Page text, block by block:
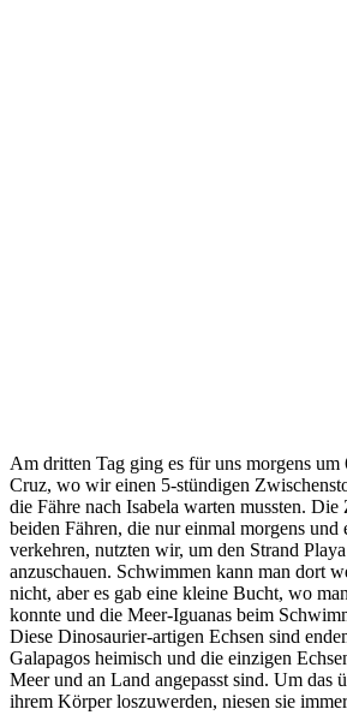
Am dritten Tag ging es für uns morgens um
Cruz, wo wir einen 5-stündigen
die Fähre nach Isabela warten mussten.
beiden Fähren, die nur einmal morgens und
verkehren, nutzten wir, um den Strand
anzuschauen. Schwimmen kann man dort
nicht, aber es gab eine kleine Bucht, wo
konnte und die Meer-Iguanas beim
Diese Dinosaurier-artigen Echsen sind
Galapagos heimisch und die einzigen
Meer und an Land angepasst sind. Um das
ihrem Körper loszuwerden, niesen sie